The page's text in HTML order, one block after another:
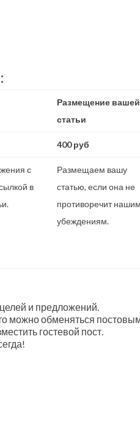
Размещение вашей
статьи
400 руб
с
в
Размещаем вашу
статью, если она не
противоречит нашим
убеждениям.
и предложений.
можно обменяться
гостевой пост.